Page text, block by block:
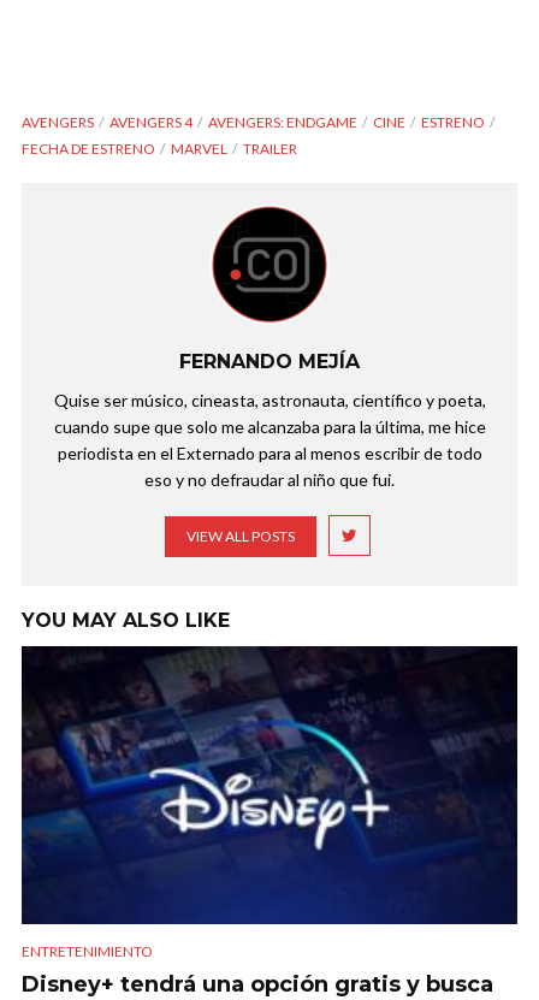
AVENGERS AVENGERS 4 AVENGERS: ENDGAME CINE
ESTRENO
FECHA DE ESTRENO
MARVEL TRAILER
FERNANDO MEJÍA
Quise ser músico, cineasta, astronauta, científico y poeta,
cuando supe que solo me alcanzaba para la última, me hice
periodista en el Externado para al menos escribir de todo
eso y no defraudar al niño que fui.
VIEW ALL POSTS
YOU MAY ALSO LIKE
ENTRETENIMIENTO
Disney+ tendrá una opción gratis y busca